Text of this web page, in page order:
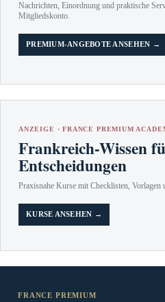
Nachrichten, Einordnung und praktische
Mitgliedskonto.
PREMIUM-ANGEBOTE ANSEHEN →
ANZEIGE · FRANCE PREMIUM
Frankreich-Wissen
Entscheidungen
Praxisnahe Kurse mit Checklisten, Vorlagen
KURSE ANSEHEN →
FRANCE PREMIUM